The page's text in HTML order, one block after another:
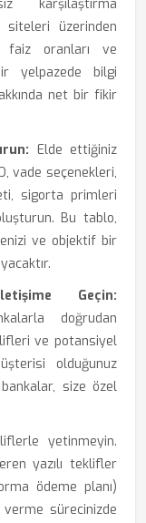
karşılaştırma
üzerinden
oranları ve
yelpazede bilgi
net bir fikir
Elde ettiğiniz
vade seçenekleri,
sigorta primleri
Bu tablo,
ve objektif bir
Geçin:
doğrudan
ve potansiyel
olduğunuz
bankalar, size özel
yetinmeyin.
yazılı teklifler
ödeme planı)
sürecinizde